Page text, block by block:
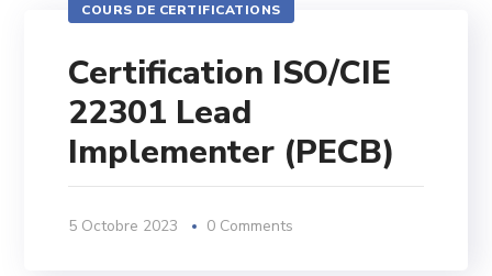
COURS DE CERTIFICATIONS
Certification ISO/CIE
22301 Lead
Implementer (PECB)
5 Octobre 2023 0 Comments